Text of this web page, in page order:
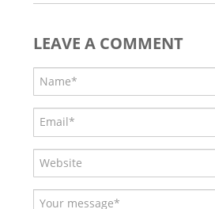
LEAVE A COMMENT